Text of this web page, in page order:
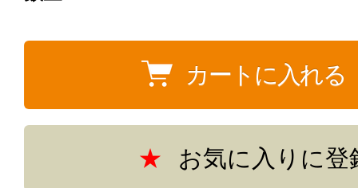
お気に入りに登